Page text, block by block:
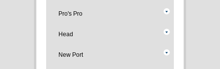
Pro's Pro
Head
New Port